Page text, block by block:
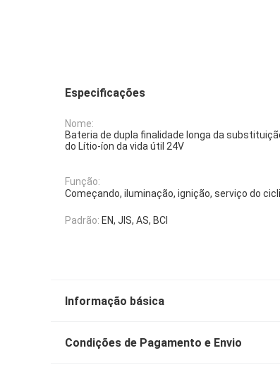
Especificações
Nome:
Bateria de dupla finalidade longa da
do Lítio-íon da vida útil 24V
Função:
Começando, iluminação, ignição, serviço do
Padrão: EN, JIS, AS, BCI
Informação básica
Condições de Pagamento e Envio